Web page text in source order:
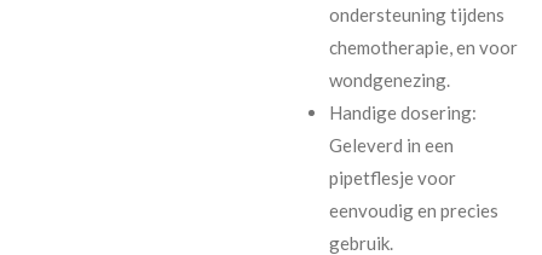
ondersteuning tijdens
chemotherapie, en voor
wondgenezing.
Handige dosering:
Geleverd in een
pipetflesje voor
eenvoudig en precies
gebruik.